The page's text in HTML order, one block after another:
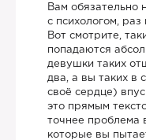
Вам обязательно
с психологом, раз
Вот смотрите,
попадаются
девушки таких
два, а вы таких в
своё сердце)
это прямым
точнее проблема
которые вы